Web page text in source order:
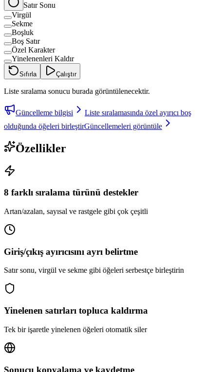
Satır Sonu
Virgül
Sekme
Boşluk
Boş Satır
Özel Karakter
Yinelenenleri Kaldır
Sıfırla Çalıştır
Liste sıralama sonucu burada görüntülenecektir.
Güncelleme bilgisi
Liste sıralamasında özel ayırıcı boş
olduğunda öğeleri birleştirGüncellemeleri görüntüle
Özellikler
8 farklı sıralama türünü destekler
Artan/azalan, sayısal ve rastgele gibi çok çeşitli
Giriş/çıkış ayırıcısını ayrı belirtme
Satır sonu, virgül ve sekme gibi öğeleri serbestçe birleştirin
Yinelenen satırları topluca kaldırma
Tek bir işaretle yinelenen öğeleri otomatik siler
Sonucu kopyalama ve kaydetme